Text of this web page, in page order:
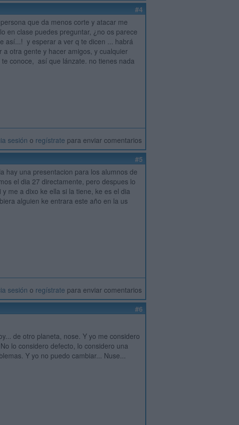
#4
que da menos corte y atacar me
en clase puedes preguntar, ¿no os parece
así...! y esperar a ver q te dicen ... habrá
otra gente y hacer amigos, y cualquier
conoce, así que lánzate. no tienes nada
sesión o regístrate para enviar comentarios
#5
hay una presentacion para los alumnos de
el dia 27 directamente, pero despues lo
me a dixo ke ella si la tiene, ke es el dia
alguien ke entrara este año en la us
sesión o regístrate para enviar comentarios
#6
de otro planeta, nose. Y yo me considero
lo considero defecto, lo considero una
Y yo no puedo cambiar... Nuse...